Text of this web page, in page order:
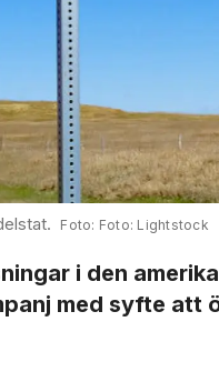
Foto: Lightstock
i den
med syfte att